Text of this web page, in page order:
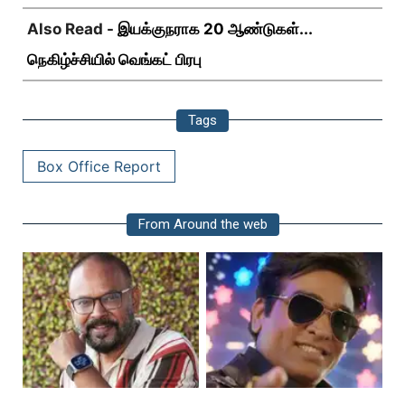
Also Read - இயக்குநராக 20 ஆண்டுகள்...
நெகிழ்ச்சியில் வெங்கட் பிரபு
Tags
Box Office Report
From Around the web